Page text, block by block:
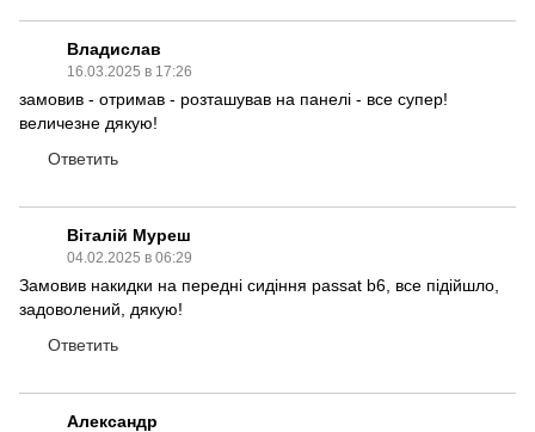
Владислав
16.03.2025 в 17:26
замовив - отримав - розташував на панелі - все супер!
величезне дякую!
Ответить
Віталій Муреш
04.02.2025 в 06:29
Замовив накидки на передні сидіння passat b6, все підійшло,
задоволений, дякую!
Ответить
Александр